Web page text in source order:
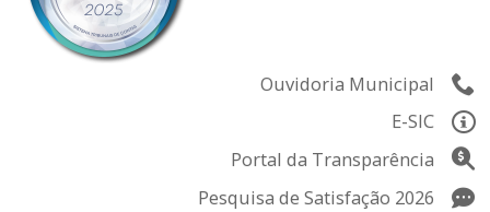
Ouvidoria Municipal
E-SIC
Portal da Transparência
Pesquisa de Satisfação 2026